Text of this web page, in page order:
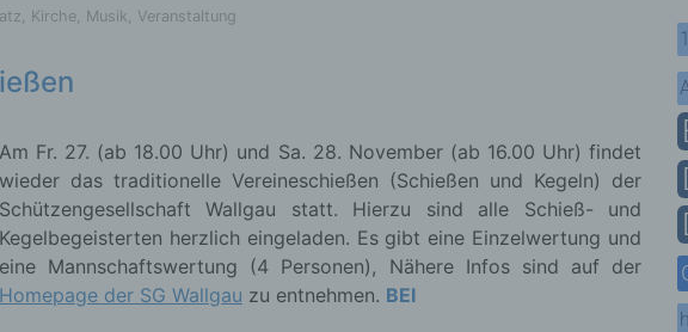
, Kirche, Musik, Veranstaltung
Am Fr. 27. (ab 18.00 Uhr) und Sa. 28. November (ab 16.00 Uhr) findet
wieder das traditionelle Vereineschießen (Schießen und Kegeln) der
Schützengesellschaft Wallgau statt. Hierzu sind alle Schieß- und
Kegelbegeisterten herzlich eingeladen. Es gibt eine Einzelwertung und
eine Mannschaftswertung (4 Personen), Nähere Infos sind auf der
Homepage der SG Wallgau zu entnehmen. BEI